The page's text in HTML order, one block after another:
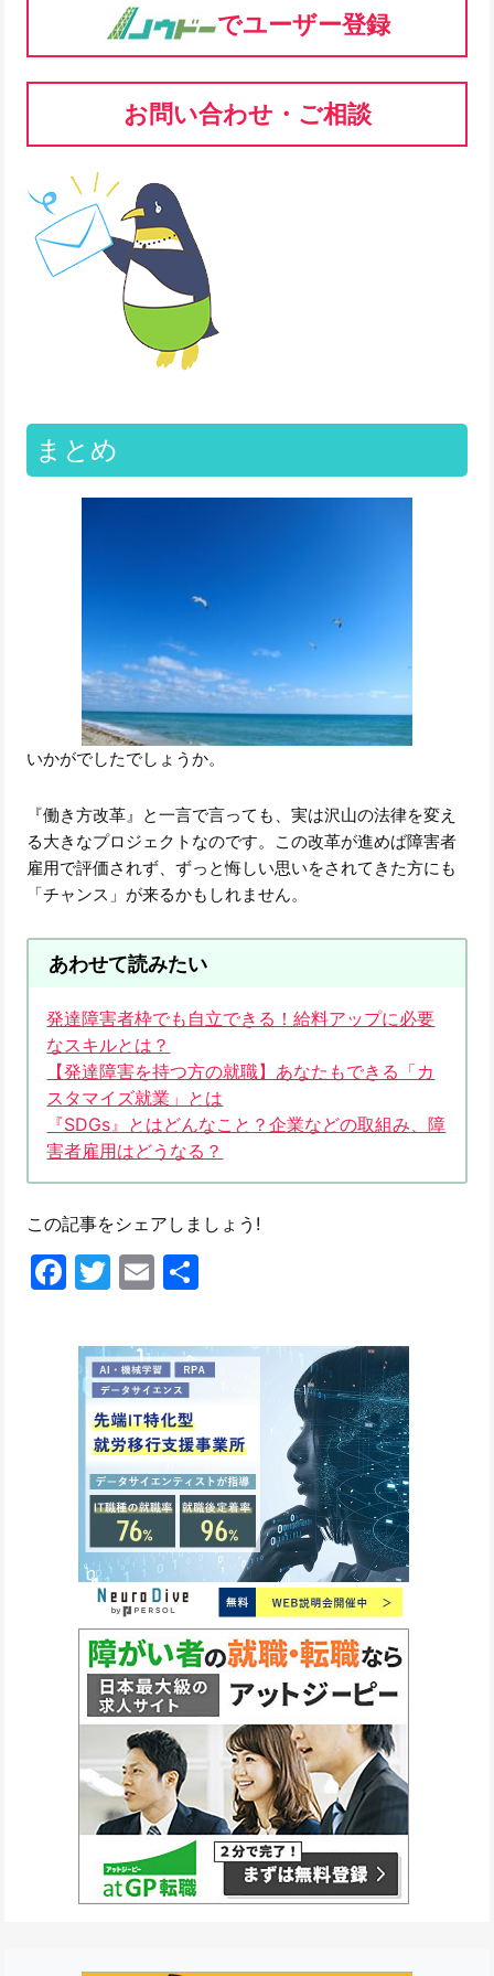
でユーザー登録
お問い合わせ・ご相談
まとめ
いかがでしたでしょうか。
『働き方改革』と一言で言っても、実は沢山の法律を変え
る大きなプロジェクトなのです。この改革が進めば障害者
雇用で評価されず、ずっと悔しい思いをされてきた方にも
「チャンス」が来るかもしれません。
あわせて読みたい
発達障害者枠でも自立できる！給料アップに必要
なスキルとは？
【発達障害を持つ方の就職】あなたもできる「カ
スタマイズ就業」とは
『SDGs』とはどんなこと？企業などの取組み、障
害者雇用はどうなる？
この記事をシェアしましょう!
Facebook
Twitter
Email